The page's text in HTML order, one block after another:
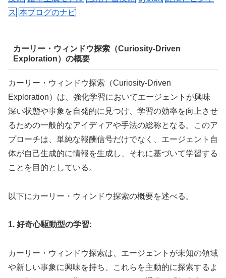
ス 本ブログのナビ
カーリー・ウィンドウ探索（Curiosity-Driven
Exploration）の概要
カーリー・ウィンドウ探索（Curiosity-Driven
Exploration）は、強化学習においてエージェントが興味
深い状態や事象を自発的に見つけ、学習の効率を向上させ
るための一般的なアイディアや手法の総称となる。このア
プローチは、単純な報酬信号だけでなく、エージェント自
体が自己生成的に情報を生成し、それに基づいて学習する
ことを目的としている。
以下にカーリー・ウィンドウ探索の概要を述べる。
1. 好奇心駆動型の学習:
カーリー・ウィンドウ探索は、エージェントが未知の領域
や新しい事象に興味を持ち、これらを主動的に探索するよ